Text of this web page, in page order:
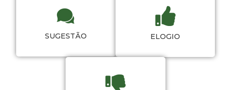
SUGESTÃO ELOGIO